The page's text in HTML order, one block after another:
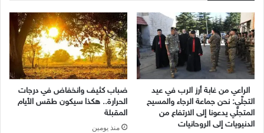
الراعي من غابة أرز الرب في عيد
التجلّي: نحن جماعة الرجاء والمسيح
المتجلّي يدعونا إلى الارتفاع من
الدنيويات إلى الروحانيات
ضباب كثيف وانخفاض في درجات
الحرارة.. هكذا سيكون طقس الأيام
المقبلة
منذ يومين